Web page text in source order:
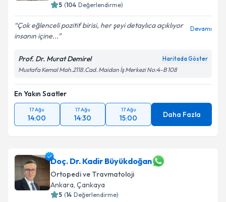
Kişisel verilerimin işlenmesine ilişkinAydınlatma
Metni
Takvim Talebini Gönder
5 (104 Değerlendirme)
Çok eğlenceli pozitif birisi, her şeyi detaylıca açıklıyor
insanın içine...
Devamı
Prof. Dr. Murat Demirel Haritada Göster
Mustafa Kemal Mah.2118.Cad. Maidan İş Merkezi No:4-B 108
En Yakın Saatler
17 Ağu
14:00
17 Ağu
14:30
17 Ağu
15:00 Daha Fazla
Doç. Dr. Kadir Büyükdoğan
Ortopedi ve Travmatoloji
Ankara, Çankaya
5 (14 Değerlendirme)